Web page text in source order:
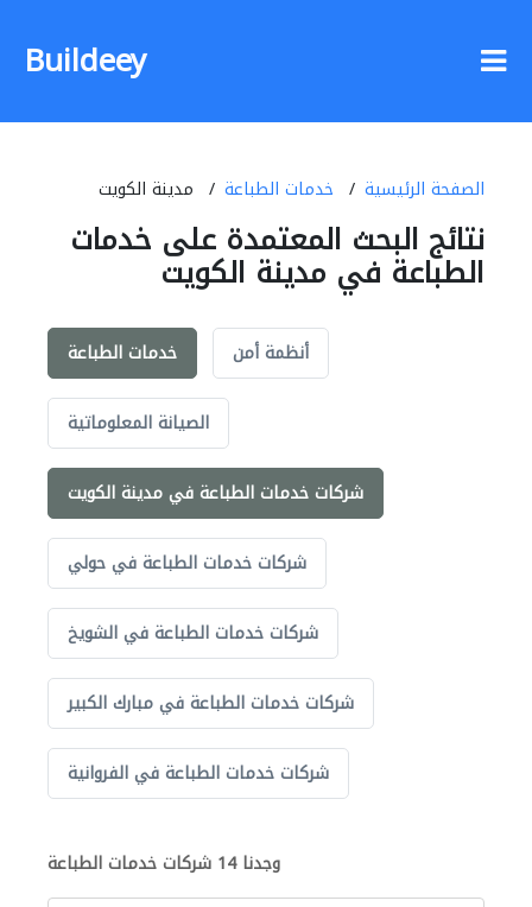
Buildeey
الصفحة الرئيسية خدمات الطباعة مدينة الكويت
نتائج البحث المعتمدة على خدمات
الطباعة في مدينة الكويت
خدمات الطباعة أنظمة أمن
الصيانة المعلوماتية
شركات خدمات الطباعة في مدينة الكويت
شركات خدمات الطباعة في حولي
شركات خدمات الطباعة في الشويخ
شركات خدمات الطباعة في مبارك الكبير
شركات خدمات الطباعة في الفروانية
وجدنا 14 شركات خدمات الطباعة